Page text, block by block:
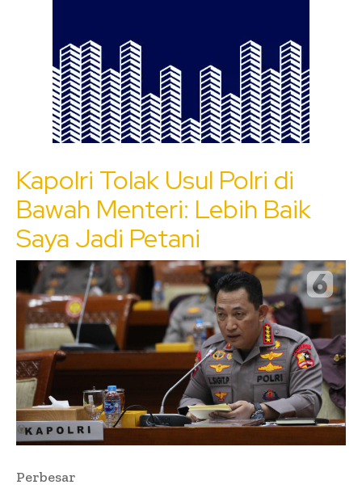
Kapolri Tolak Usul Polri di
Bawah Menteri: Lebih Baik
Saya Jadi Petani
Perbesar